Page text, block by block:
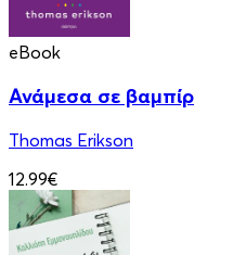
eBook
Ανάμεσα σε βαμπίρ
Thomas Erikson
12.99€